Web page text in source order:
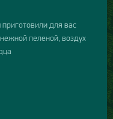
для вас
пеленой, воздух